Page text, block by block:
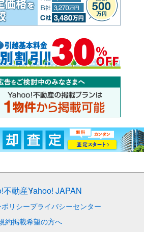
不動産Yahoo! JAPAN
リシープライバシーセンター
約掲載希望の方へ